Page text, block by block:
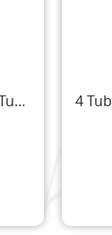
4 Tubas (2 Euphoniums et 2 Tubas)